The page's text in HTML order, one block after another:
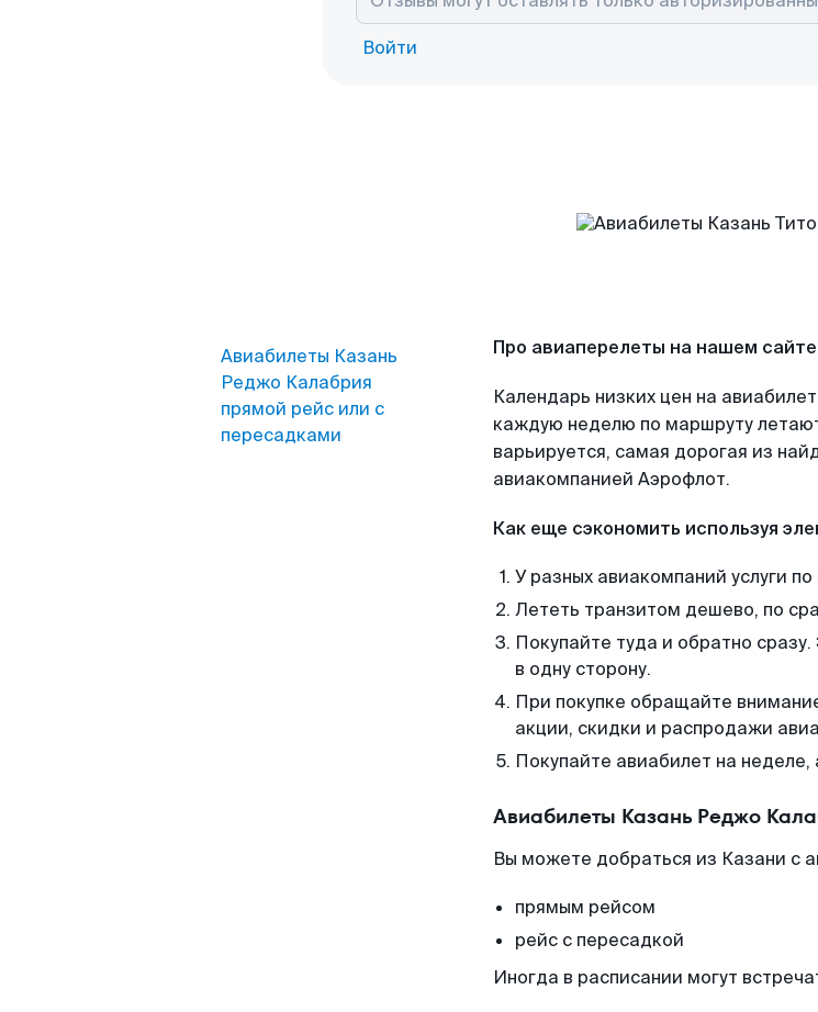
Войти
Авиабилеты Казань
Реджо Калабрия
прямой рейс или с
пересадками
Про авиаперелеты на нашем сайте
Календарь низких цен на
каждую неделю по маршруту
варьируется, самая дорогая из
авиакомпанией Аэрофлот.
Как еще сэкономить используя
У разных авиакомпаний услуги
Лететь транзитом дешево, по
Покупайте туда и обратно
в одну сторону.
При покупке обращайте
акции, скидки и распродажи
Покупайте авиабилет на неделе,
Авиабилеты Казань Реджо
Вы можете добраться из Казани с
прямым рейсом
рейс с пересадкой
Иногда в расписании могут